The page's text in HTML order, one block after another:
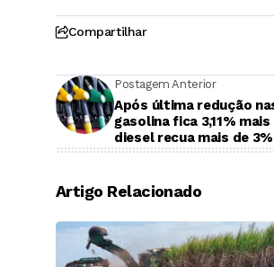
Compartilhar
Postagem Anterior
Após última redução
gasolina fica 3,11%
diesel recua mais de 3%
Artigo Relacionado